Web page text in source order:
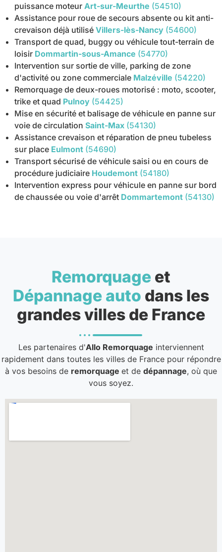
puissance moteur Art-sur-Meurthe (54510)
Assistance pour roue de secours absente ou kit anti-
crevaison déjà utilisé Villers-lès-Nancy (54600)
Transport de quad, buggy ou véhicule tout-terrain de
loisir Dommartin-sous-Amance (54770)
Intervention sur sortie de ville, parking de zone
d'activité ou zone commerciale Malzéville (54220)
Remorquage de deux-roues motorisé : moto, scooter,
trike et quad Pulnoy (54425)
Mise en sécurité et balisage de véhicule en panne sur
voie de circulation Saint-Max (54130)
Assistance crevaison et réparation de pneu tubeless
sur place Eulmont (54690)
Transport sécurisé de véhicule saisi ou en cours de
procédure judiciaire Houdemont (54180)
Intervention express pour véhicule en panne sur bord
de chaussée ou voie d'arrêt Dommartemont (54130)
Remorquage et
Dépannage auto dans les
grandes villes de France
Les partenaires d'Allo Remorquage interviennent
rapidement dans toutes les villes de France pour répondre
à vos besoins de remorquage et de dépannage, où que
vous soyez.